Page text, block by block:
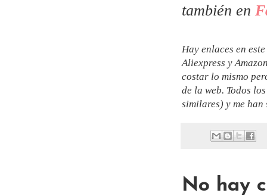
también en
Hay enlaces en
Aliexpress y
costar lo mismo
de la web. Todos
similares) y me
No hay